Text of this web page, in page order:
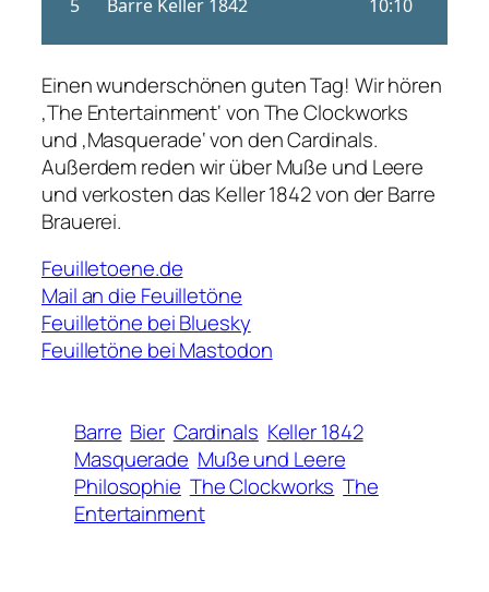
Einen wunderschönen guten Tag! Wir hören
‚The Entertainment‘ von The Clockworks
und ‚Masquerade‘ von den Cardinals.
Außerdem reden wir über Muße und Leere
und verkosten das Keller 1842 von der Barre
Brauerei.
Feuilletoene.de
Mail an die Feuilletöne
Feuilletöne bei Bluesky
Feuilletöne bei Mastodon
Barre Bier Cardinals Keller 1842
Masquerade Muße und Leere
Philosophie The Clockworks The
Entertainment